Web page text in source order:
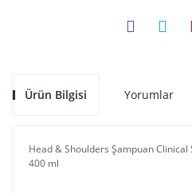
Ürün Bilgisi Yorumlar
Head & Shoulders Şampuan
400 ml